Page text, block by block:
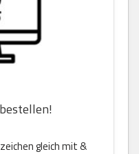
gleich mit &